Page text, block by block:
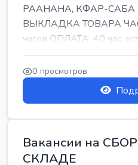
РААНАНА, КФАР-САБА
ВЫКЛАДКА ТОВАРА
часов ОПЛАТА: 40 час,
ПИТАНИЕ ЕСТЬ Для
0 просмотров
Вакансии на
СКЛАДЕ